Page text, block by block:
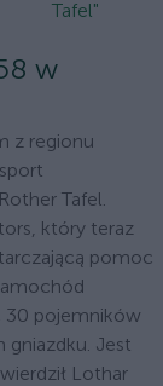
Tafel"
w
z regionu
Tafel.
który teraz
pomoc
30 pojemników
gniazdku. Jest
Lothar